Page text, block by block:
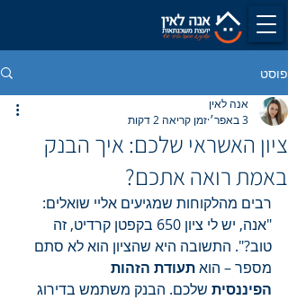
פוסט
ציון האשראי שלכם: איך הבנק
באמת רואה אתכם?
אנה לאין
3 באפר׳
זמן קריאה 2 דקות
רבים מהלקוחות שמגיעים אליי שואלים:
"אנה, יש לי ציון 650 בקפטן קרדיט, זה
טוב?". התשובה היא שהציון הוא לא סתם
מספר – הוא תעודת הזהות
הפיננסית שלכם. הבנק משתמש בדירוג